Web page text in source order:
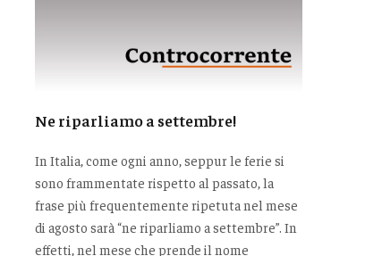
Ne riparliamo a settembre!
In Italia, come ogni anno, seppur le ferie si
sono frammentate rispetto al passato, la
frase più frequentemente ripetuta nel mese
di agosto sarà “ne riparliamo a settembre”. In
effetti, nel mese che prende il nome